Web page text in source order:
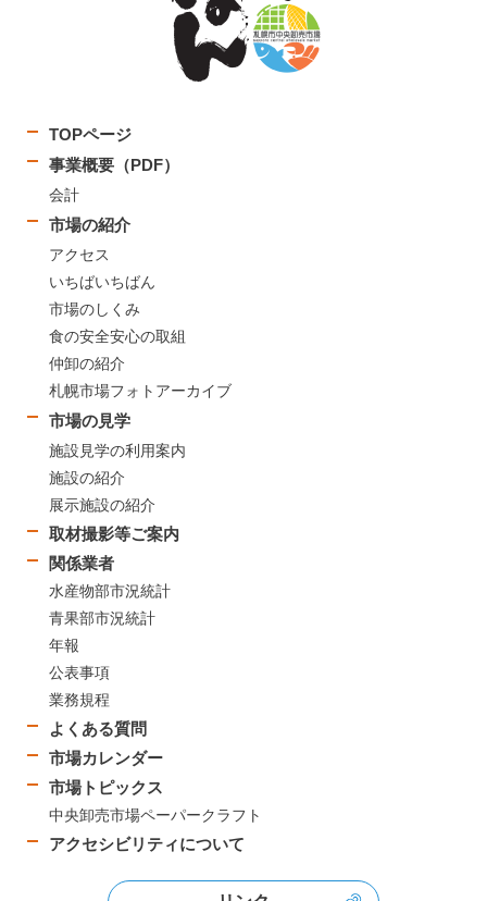
TOPページ
事業概要（PDF）
会計
市場の紹介
アクセス
いちばいちばん
市場のしくみ
食の安全安心の取組
仲卸の紹介
札幌市場フォトアーカイブ
市場の見学
施設見学の利用案内
施設の紹介
展示施設の紹介
取材撮影等ご案内
関係業者
水産物部市況統計
青果部市況統計
年報
公表事項
業務規程
よくある質問
市場カレンダー
市場トピックス
中央卸売市場ペーパークラフト
アクセシビリティについて